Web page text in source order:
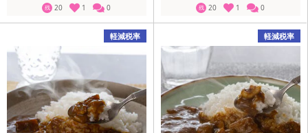
残 20 1 0 残 20 1 0
軽減税率 軽減税率